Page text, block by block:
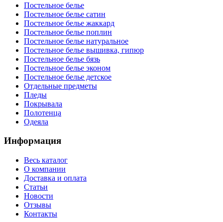
Постельное белье
Постельное белье сатин
Постельное белье жаккард
Постельное белье поплин
Постельное белье натуральное
Постельное белье вышивка, гипюр
Постельное белье бязь
Постельное белье эконом
Постельное белье детское
Отдельные предметы
Пледы
Покрывала
Полотенца
Одеяла
Информация
Весь каталог
О компании
Доставка и оплата
Статьи
Новости
Отзывы
Контакты